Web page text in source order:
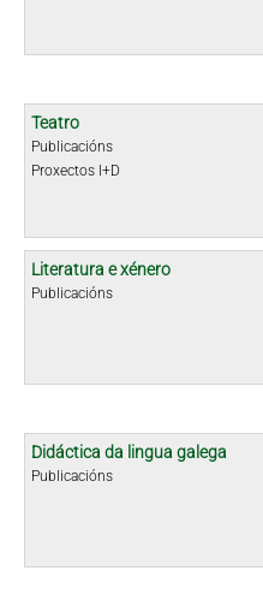
Teatro
Publicacións
Proxectos I+D
Literatura e xénero
Publicacións
Didáctica da lingua galega
Publicacións